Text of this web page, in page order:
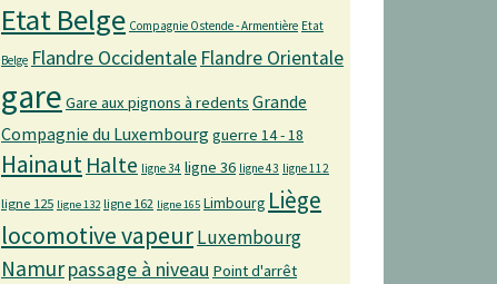
Etat Belge Compagnie Ostende - Armentière Etat
Belge Flandre Occidentale Flandre Orientale
gare Gare aux pignons à redents Grande
Compagnie du Luxembourg guerre 14 - 18
Hainaut Halte ligne 34 ligne 36 ligne 43 ligne 112
ligne 125 ligne 132 ligne 162 ligne 165 Limbourg Liège
locomotive vapeurLuxembourg
Namurpassage à niveau Point d'arrêt